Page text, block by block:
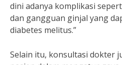
dini adanya komplikasi
dan gangguan ginjal yang
diabetes melitus.”
Selain itu, konsultasi dokter